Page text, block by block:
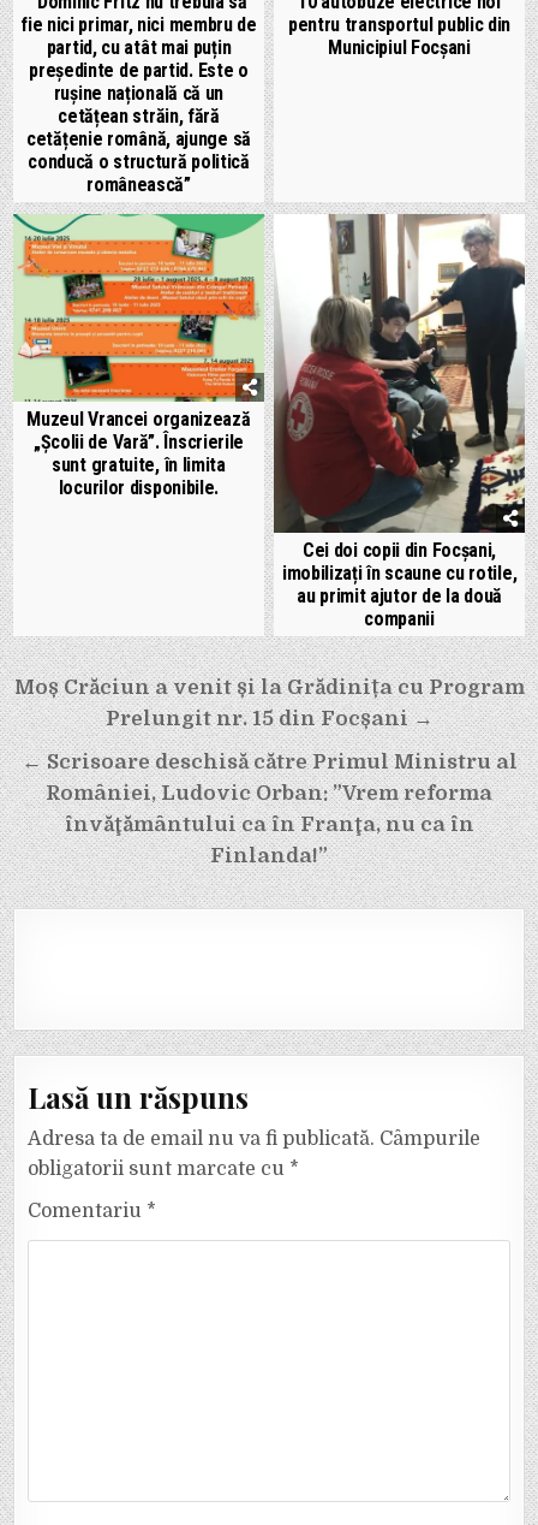
fie nici primar, nici membru de
partid, cu atât mai puțin
președinte de partid. Este o
rușine națională că un
cetățean străin, fără
cetățenie română, ajunge să
conducă o structură politică
românească”
pentru transportul public din
Municipiul Focșani
Muzeul Vrancei organizează
„Școlii de Vară”. Înscrierile
sunt gratuite, în limita
locurilor disponibile.
Cei doi copii din Focșani,
imobilizați în scaune cu rotile,
au primit ajutor de la două
companii
Navigare
în
articole
Moș Crăciun a venit și la Grădinița cu Program
Prelungit nr. 15 din Focșani →
← Scrisoare deschisă către Primul Ministru al
României, Ludovic Orban: ”Vrem reforma
învăţământului ca în Franţa, nu ca în
Finlanda!”
Lasă un răspuns
Adresa ta de email nu va fi publicată. Câmpurile
obligatorii sunt marcate cu *
Comentariu *